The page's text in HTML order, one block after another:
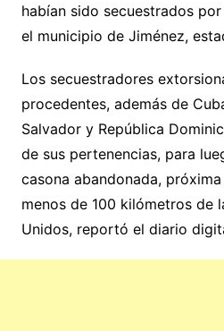
habían sido secuestrados
el municipio de Jiménez,
Los secuestradores
procedentes, además de
Salvador y República
de sus pertenencias, para
casona abandonada,
menos de 100 kilómetros de
Unidos, reportó el diario